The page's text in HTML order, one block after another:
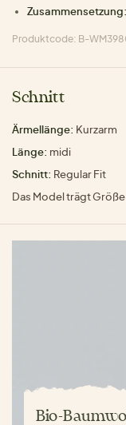
Zusammensetzung:
Produktcode: B-
Schnitt
Ärmellänge: Kurzarm
Länge: midi
Schnitt: Regular Fit
Das Model trägt Größe
Bio-